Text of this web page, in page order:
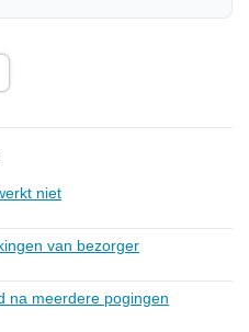
niet
van bezorger
na meerdere pogingen